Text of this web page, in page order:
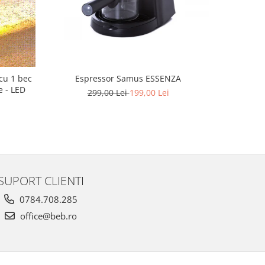
1 bec
- LED
Espressor Samus ESSENZA
299,00 Lei199,00 Lei
CLIENTI
0784.708.285
office@beb.ro